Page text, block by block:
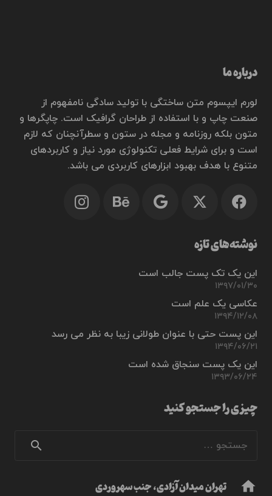
درباره ما
لورم ایپسوم متن ساختگی با تولید سادگی نامفهوم از
صنعت چاپ و با استفاده از طراحان گرافیک است. چاپگرها و
متون بلکه روزنامه و مجله در ستون و سطرآنچنان که لازم
است و برای شرایط فعلی تکنولوژی مورد نیاز و کاربردهای
متنوع با هدف بهبود ابزارهای کاربردی می باشد.
نوشته‌های تازه
این یک تک پست جالب است
۱۳۹۷/۰۱/۳۰
عکاسی یک علم است
۱۳۹۴/۱۲/۰۸
این پست حتی با عنوان طولانی زیبا به نظر می رسد
۱۳۹۴/۰۶/۲۱
این یک پست سنجاق شده است
۱۳۹۳/۰۶/۲۴
چیزی را جستجو کنید
برای:
home تهران میدان آزادی، جنب سهروردی